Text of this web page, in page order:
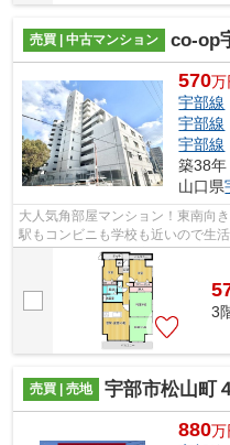
売買 | 中古マンション co-op
570万
宇部線
宇部線
宇部線
築38
山口県
大人気角部屋マンション！東南向
駅もコンビニも学校も近いので生
ご相談なら和幸不動産までお問い合
3
売買 | 売地 宇部市松山町
880万